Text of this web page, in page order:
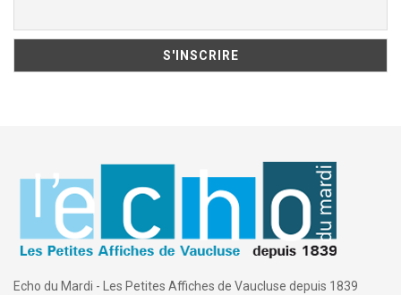
Echo du Mardi - Les Petites Affiches de Vaucluse depuis 1839